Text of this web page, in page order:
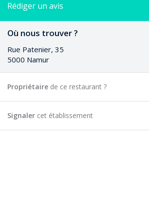
Rédiger un avis
Où nous trouver ?
Rue Patenier, 35
5000 Namur
Propriétaire de ce restaurant ?
Signaler cet établissement